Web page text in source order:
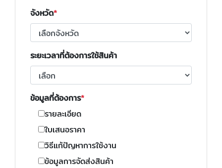
จังหวัด
ระยะเวลาที่ต้องการใช้สินค้า
ข้อมูลที่ต้องการ
รายละเอียด
ใบเสนอราคา
วิธีแก้ปัญหาการใช้งาน
ข้อมูลการจัดส่งสินค้า